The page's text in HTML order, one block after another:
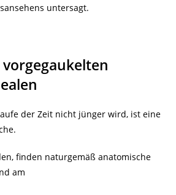
untersagt.
der Zeit nicht jünger wird, ist eine
finden naturgemäß anatomische
am